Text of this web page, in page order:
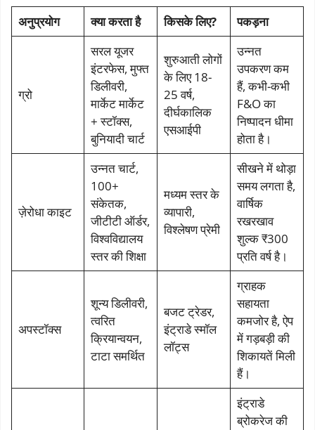
अनुप्रयोग क्या करता है किसके लिए? पकड़ना
ग्रो
सरल यूजर
इंटरफेस, मुफ्त
डिलीवरी,
मार्केट मार्केट
+ स्टॉक्स,
बुनियादी चार्ट
शुरुआती लोगों
के लिए 18-
25 वर्ष,
दीर्घकालिक
एसआईपी
उन्नत
उपकरण कम
हैं, कभी-कभी
F&O का
निष्पादन धीमा
होता है।
ज़ेरोधा काइट
उन्नत चार्ट,
100+
संकेतक,
जीटीटी ऑर्डर,
विश्वविद्यालय
स्तर की शिक्षा
मध्यम स्तर के
व्यापारी,
विश्लेषण प्रेमी
सीखने में थोड़ा
समय लगता है,
वार्षिक
रखरखाव
शुल्क ₹300
प्रति वर्ष है।
अपस्टॉक्स
शून्य डिलीवरी,
त्वरित
क्रियान्वयन,
टाटा समर्थित
बजट ट्रेडर,
इंट्राडे स्मॉल
लॉट्स
ग्राहक
सहायता
कमजोर है, ऐप
में गड़बड़ी की
शिकायतें मिली
हैं।
इंट्राडे
ब्रोकरेज की